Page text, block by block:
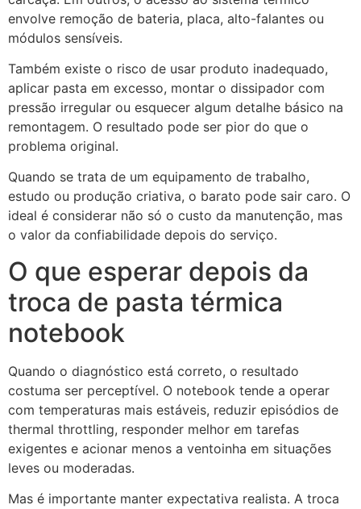
envolve remoção de bateria, placa, alto-falantes ou
módulos sensíveis.
Também existe o risco de usar produto inadequado,
aplicar pasta em excesso, montar o dissipador com
pressão irregular ou esquecer algum detalhe básico na
remontagem. O resultado pode ser pior do que o
problema original.
Quando se trata de um equipamento de trabalho,
estudo ou produção criativa, o barato pode sair caro. O
ideal é considerar não só o custo da manutenção, mas
o valor da confiabilidade depois do serviço.
O que esperar depois da
troca de pasta térmica
notebook
Quando o diagnóstico está correto, o resultado
costuma ser perceptível. O notebook tende a operar
com temperaturas mais estáveis, reduzir episódios de
thermal throttling, responder melhor em tarefas
exigentes e acionar menos a ventoinha em situações
leves ou moderadas.
Mas é importante manter expectativa realista. A troca